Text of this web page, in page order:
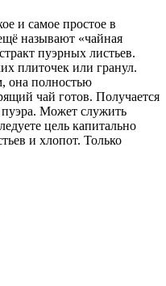
и самое простое в
называют «чайная
пуэрных листьев.
плиточек или гранул.
она полностью
чай готов. Получается
пуэра. Может служить
цель капитально
и хлопот. Только